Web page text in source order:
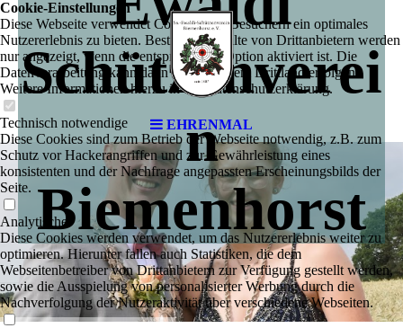
EHRENMAL
Schützenverei
n
Biemenhorst
Cookie-Einstellungen
Diese Webseite verwendet Cookies, um Besuchern ein optimales
Nutzererlebnis zu bieten. Bestimmte Inhalte von Drittanbietern werden
nur angezeigt, wenn die entsprechende Option aktiviert ist. Die
Datenverarbeitung kann dann auch in einem Drittland erfolgen.
Weitere Informationen hierzu in der Datenschutzerklärung.
Technisch notwendige
Diese Cookies sind zum Betrieb der Webseite notwendig, z.B. zum
Schutz vor Hackerangriffen und zur Gewährleistung eines
konsistenten und der Nachfrage angepassten Erscheinungsbilds der
Seite.
Analytische
Diese Cookies werden verwendet, um das Nutzererlebnis weiter zu
optimieren. Hierunter fallen auch Statistiken, die dem
Webseitenbetreiber von Drittanbietern zur Verfügung gestellt werden,
sowie die Ausspielung von personalisierter Werbung durch die
Nachverfolgung der Nutzeraktivität über verschiedene Webseiten.